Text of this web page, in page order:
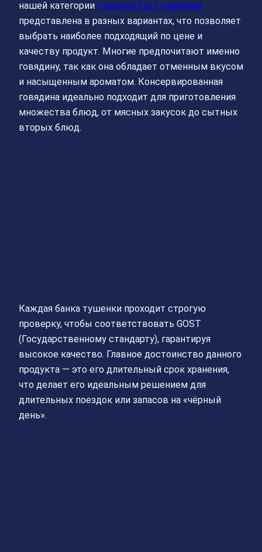
нашей категории тушенка Гост говядина
представлена в разных вариантах, что позволяет
выбрать наиболее подходящий по цене и
качеству продукт. Многие предпочитают именно
говядину, так как она обладает отменным вкусом
и насыщенным ароматом. Консервированная
говядина идеально подходит для приготовления
множества блюд, от мясных закусок до сытных
вторых блюд.
Каждая банка тушенки проходит строгую
проверку, чтобы соответствовать GOST
(Государственному стандарту), гарантируя
высокое качество. Главное достоинство данного
продукта — это его длительный срок хранения,
что делает его идеальным решением для
длительных поездок или запасов на «чёрный
день».